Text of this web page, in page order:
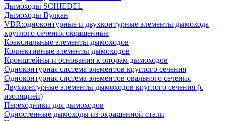
Дымоходы SCHIEDEL
Дымоходы Вулкан
VBR:одноконтурные и двухконтурные элементы дымохода
круглого сечения окрашенные
Коаксиальные элементы дымоходов
Коллективные элементы дымоходов
Кронштейны и основания к опорам дымоходов
Одноконтурная система элементов круглого сечения
Одноконтурная система элементов овального сечения
Двухконтурные элементы дымоходов круглого сечения (с
изоляцией)
Переходники для дымоходов
Одностенные дымоходы из окрашенной стали